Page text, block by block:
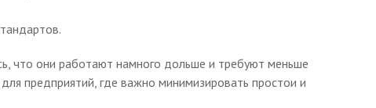
что они работают намного дольше и требуют меньше
предприятий, где важно минимизировать простои и